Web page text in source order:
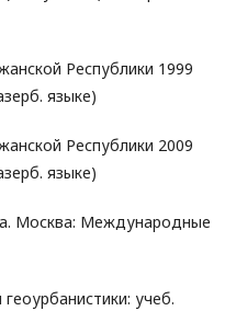
Республики 1999
языке)
Республики 2009
языке)
Москва: Международные
учеб.